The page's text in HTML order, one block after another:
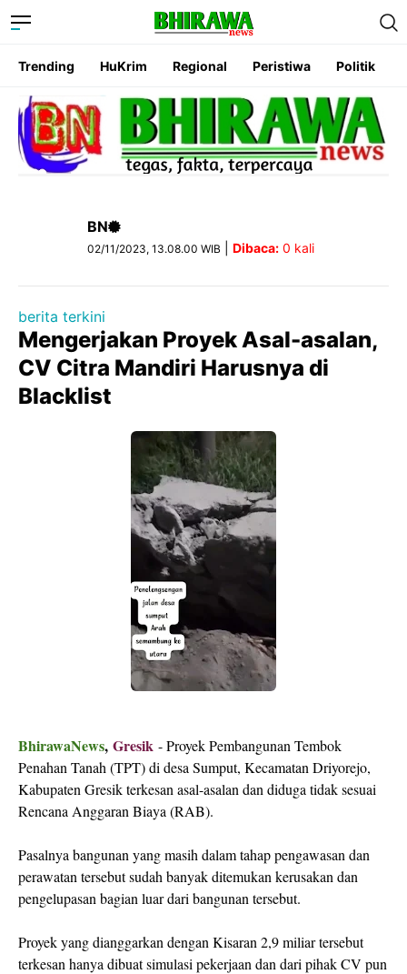
Trending HuKrim Regional Peristiwa Politik
BN
02/11/2023, 13.08.00 WIB Dibaca: 0 kali
berita terkini
Mengerjakan Proyek Asal-asalan,
CV Citra Mandiri Harusnya di
Blacklist
BhirawaNews, Gresik - Proyek Pembangunan Tembok
Penahan Tanah (TPT) di desa Sumput, Kecamatan Driyorejo,
Kabupaten Gresik terkesan asal-asalan dan diduga tidak sesuai
Rencana Anggaran Biaya (RAB).
Pasalnya bangunan yang masih dalam tahap pengawasan dan
perawatan tersebut sudah banyak ditemukan kerusakan dan
pengelupasan bagian luar dari bangunan tersebut.
Proyek yang dianggarkan dengan Kisaran 2,9 miliar tersebut
terkesan hanya dibuat simulasi pekerjaan dan dari pihak CV pun